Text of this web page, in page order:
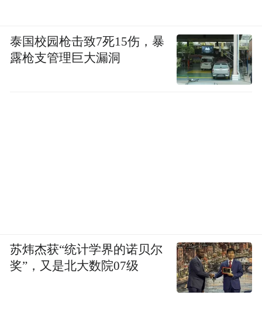
泰国校园枪击致7死15伤，暴
露枪支管理巨大漏洞
苏炜杰获“统计学界的诺贝尔
奖”，又是北大数院07级